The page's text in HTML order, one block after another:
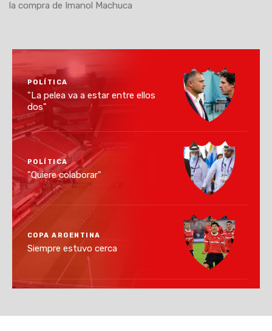
la compra de Imanol Machuca
POLÍTICA
"La pelea va a estar entre ellos
dos"
POLÍTICA
"Quiere colaborar"
COPA ARGENTINA
Siempre estuvo cerca